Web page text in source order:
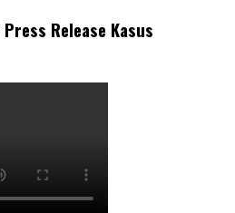
Release Kasus